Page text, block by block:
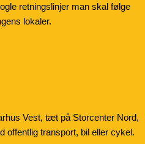
retningslinjer man skal følge
lokaler.
Vest, tæt på Storcenter Nord,
offentlig transport, bil eller cykel.